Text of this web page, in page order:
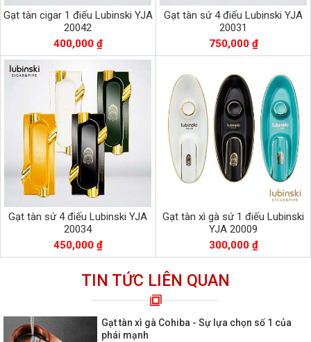
Gạt tàn cigar 1 điếu Lubinski YJA
20042
400,000 ₫
Gạt tàn sứ 4 điếu Lubinski YJA
20031
750,000 ₫
Gạt tàn sứ 4 điếu Lubinski YJA
20034
450,000 ₫
Gạt tàn xì gà sứ 1 điếu Lubinski
YJA 20009
300,000 ₫
TIN TỨC LIÊN QUAN
Gạt tàn xì gà Cohiba - Sự lựa chọn số 1 của
phái mạnh